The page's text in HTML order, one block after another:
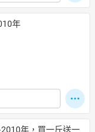
年
年，買一斤送一